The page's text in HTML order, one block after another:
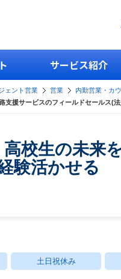
サービス紹介
ェント営業 営業 内勤営業・カ
支援サービスのフィールドセールス(
高校生の未
験活かせる
土日祝休み